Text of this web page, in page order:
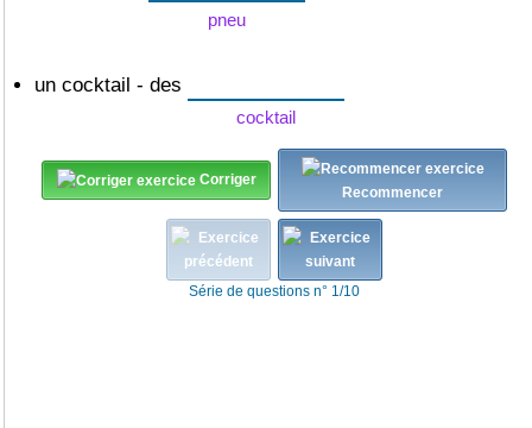
pneu
un cocktail - des
cocktail
Corriger
Recommencer
Série de questions n° 1/10